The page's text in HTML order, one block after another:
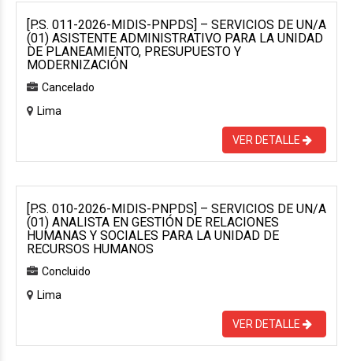
[P.S. 011-2026-MIDIS-PNPDS] – SERVICIOS DE UN/A
(01) ASISTENTE ADMINISTRATIVO PARA LA UNIDAD
DE PLANEAMIENTO, PRESUPUESTO Y
MODERNIZACIÓN
Cancelado
Lima
VER DETALLE
[P.S. 010-2026-MIDIS-PNPDS] – SERVICIOS DE UN/A
(01) ANALISTA EN GESTIÓN DE RELACIONES
HUMANAS Y SOCIALES PARA LA UNIDAD DE
RECURSOS HUMANOS
Concluido
Lima
VER DETALLE